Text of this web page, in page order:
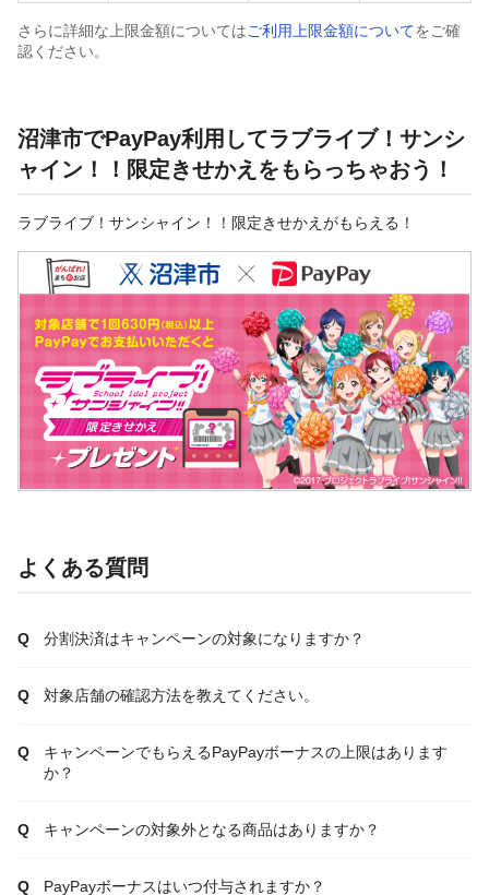
さらに詳細な上限金額についてはご利用上限金額についてをご確
認ください。
沼津市でPayPay利用してラブライブ！サンシ
ャイン！！限定きせかえをもらっちゃおう！
ラブライブ！サンシャイン！！限定きせかえがもらえる！
よくある質問
分割決済はキャンペーンの対象になりますか？
対象店舗の確認方法を教えてください。
キャンペーンでもらえるPayPayボーナスの上限はあります
か？
キャンペーンの対象外となる商品はありますか？
PayPayボーナスはいつ付与されますか？